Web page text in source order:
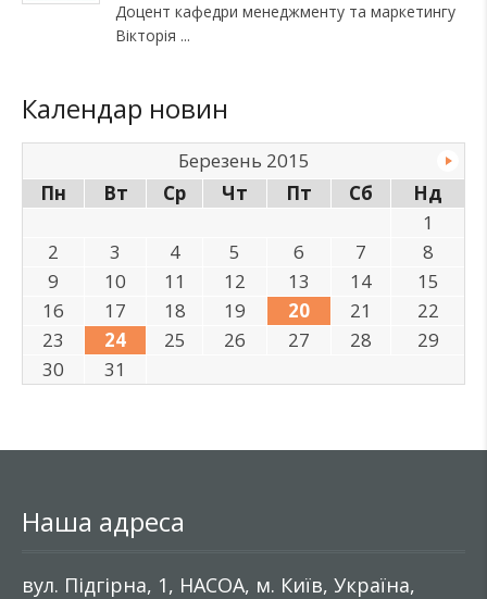
Доцент кафедри менеджменту та маркетингу
Вікторія
Календар новин
Березень 2015
Пн
Вт Ср Чт Пт Сб
Нд
1
2
3 4 5 6 7
8
9
10 11 12 13 14
15
16
17 18 19 20 21
22
23
24 25 26 27 28
29
30
31
Наша адреса
вул. Підгірна, 1, НАСОА, м. Київ, Україна,